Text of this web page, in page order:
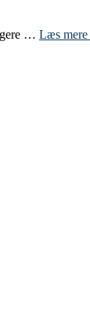
… Læs mere